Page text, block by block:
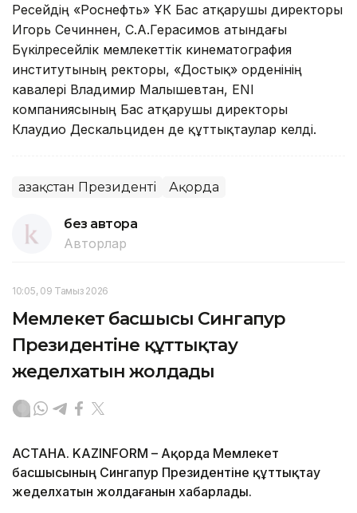
Ресейдің «Роснефть» ҰК Бас атқарушы директоры
Игорь Сечиннен, С.А.Герасимов атындағы
Бүкілресейлік мемлекеттік кинематография
институтының ректоры, «Достық» орденінің
кавалері Владимир Малышевтан, ENI
компаниясының Бас атқарушы директоры
Клаудио Дескальциден де құттықтаулар келді.
Қазақстан Президенті Ақорда
без автора
Авторлар
10:05, 09 Тамыз 2026
Мемлекет басшысы Сингапур
Президентіне құттықтау
жеделхатын жолдады
АСТАНА. KAZINFORM – Ақорда Мемлекет
басшысының Сингапур Президентіне құттықтау
жеделхатын жолдағанын хабарлады.